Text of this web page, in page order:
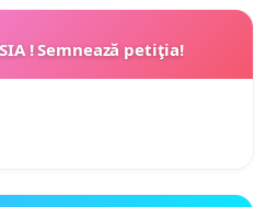
! Semnează petiţia!